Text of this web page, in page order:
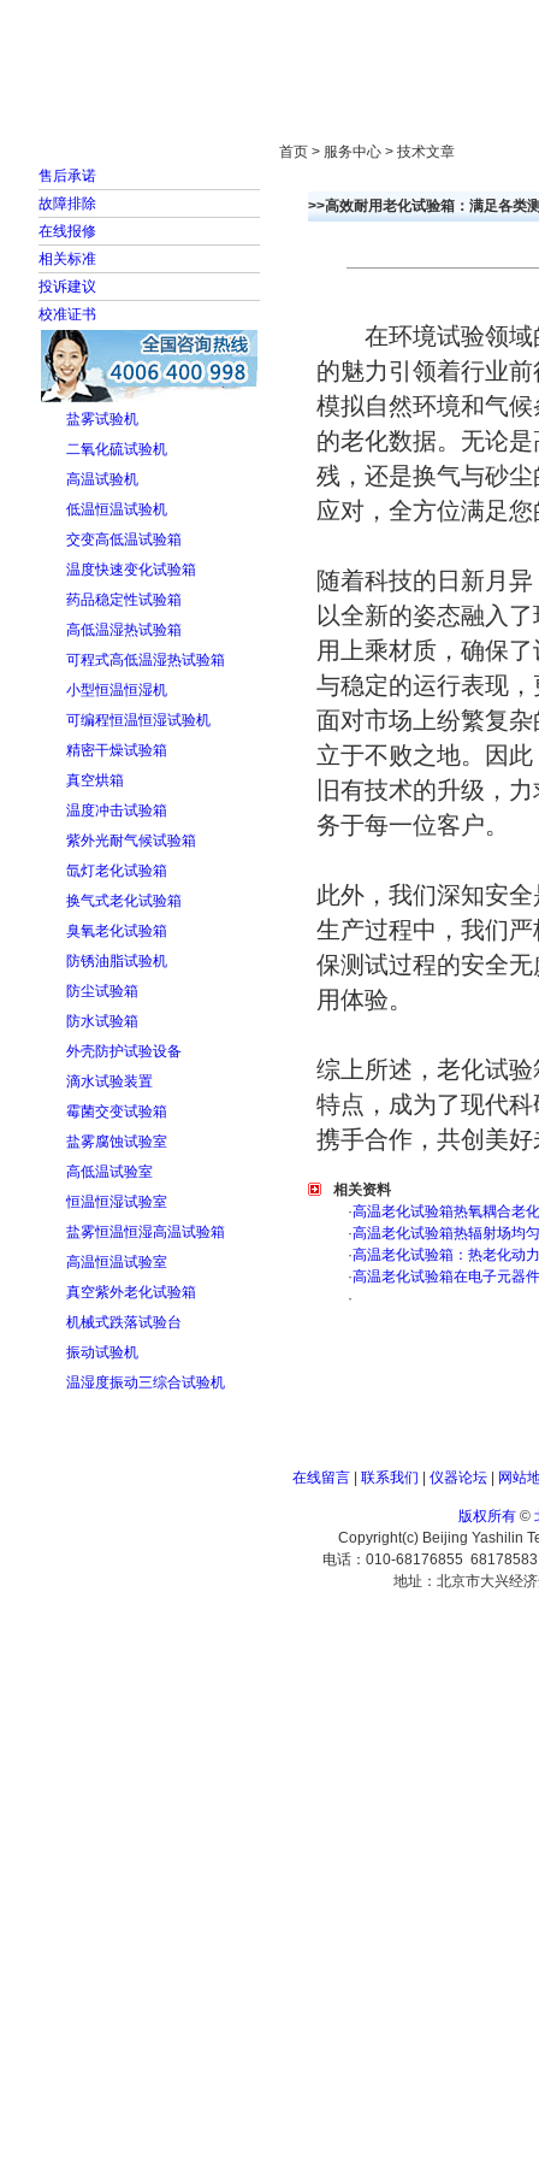
售后承诺
故障排除
在线报修
相关标准
投诉建议
校准证书
盐雾试验机
二氧化硫试验机
高温试验机
低温恒温试验机
交变高低温试验箱
温度快速变化试验箱
药品稳定性试验箱
高低温湿热试验箱
可程式高低温湿热试验箱
小型恒温恒湿机
可编程恒温恒湿试验机
精密干燥试验箱
真空烘箱
温度冲击试验箱
紫外光耐气候试验箱
氙灯老化试验箱
换气式老化试验箱
臭氧老化试验箱
防锈油脂试验机
防尘试验箱
防水试验箱
外壳防护试验设备
滴水试验装置
霉菌交变试验箱
盐雾腐蚀试验室
高低温试验室
恒温恒湿试验室
盐雾恒温恒湿高温试验箱
高温恒温试验室
真空紫外老化试验箱
机械式跌落试验台
振动试验机
温湿度振动三综合试验机
首页 > 服务中心 > 技术文章
>>高效耐用老化试验箱：满足各类
在环境试验领域
的魅力引领着行业
模拟自然环境和气
的老化数据。无论
残，还是换气与砂
应对，全方位满足
随着科技的日新月异
以全新的姿态融入
用上乘材质，确保
与稳定的运行表现
面对市场上纷繁复
立于不败之地。因
旧有技术的升级，
务于每一位客户。
此外，我们深知安
生产过程中，我们
保测试过程的安全
用体验。
综上所述，老化试
特点，成为了现代
携手合作，共创美好
相关资料
·高温老化试验箱热氧耦合老
·高温老化试验箱热辐射场均
·高温老化试验箱：热老化动
·高温老化试验箱在电子元器
·
在线留言| 联系我们 仪器论坛| 网站
版权所有©
Copyright(c) Beijing Yashilin
电话：010-68176855
地址：北京市大兴经